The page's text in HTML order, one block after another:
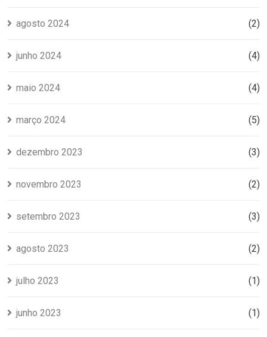
agosto 2024 (2)
junho 2024 (4)
maio 2024 (4)
março 2024 (5)
dezembro 2023 (3)
novembro 2023 (2)
setembro 2023 (3)
agosto 2023 (2)
julho 2023 (1)
junho 2023 (1)